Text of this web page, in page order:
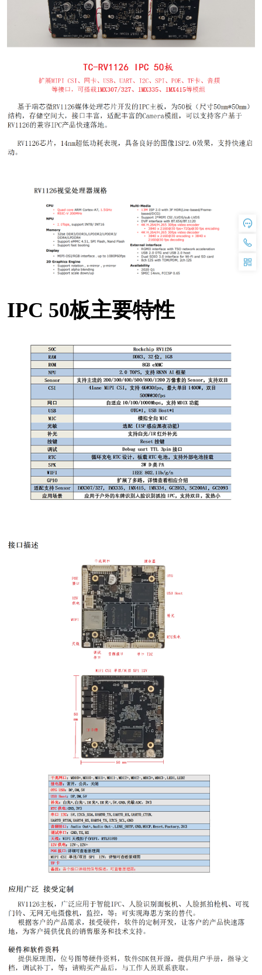
IPC 50板主要特性